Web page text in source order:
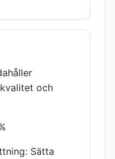
och
Sätta